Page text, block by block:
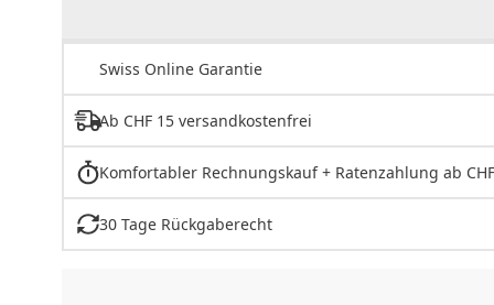
Swiss Online Garantie
Ab CHF 15 versandkostenfrei
Komfortabler Rechnungskauf + Ratenzahlung ab
30 Tage Rückgaberecht